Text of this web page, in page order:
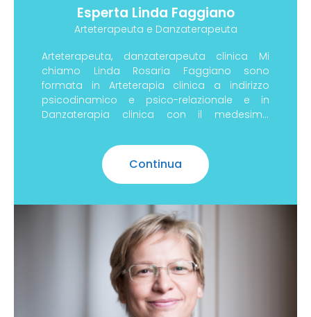
Esperta Linda Faggiano
Arteterapeuta e Danzaterapeuta
Arteterapeuta, danzaterapeuta clinica Mi
chiamo Linda Rosaria Faggiano sono
formata in Arteterapia clinica a indirizzo
psicodinamico e psico-relazionale e in
Danzaterapia clinica con il medesimo
Continua